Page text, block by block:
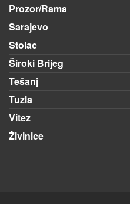
Prozor/Rama
Sarajevo
Stolac
Široki Brijeg
Tešanj
Tuzla
Vitez
Živinice